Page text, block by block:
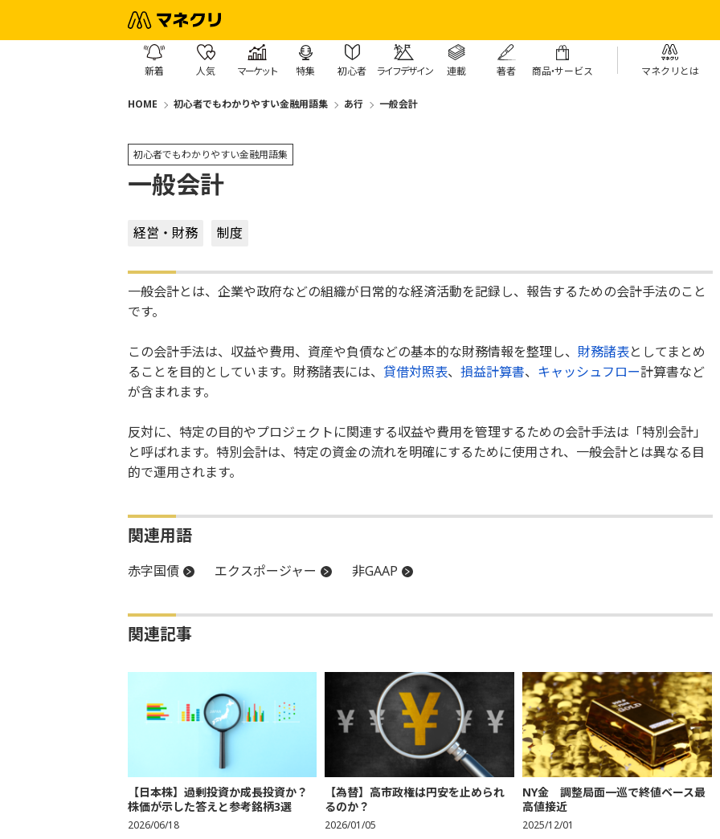
新着 人気 マーケット 特集 初心者 ライフデザイン 連載 著者 商品・サービス マネクリとは
HOME 初心者でもわかりやすい金融用語集 あ行 一般会計
初心者でもわかりやすい金融用語集
一般会計
経営・財務 制度
一般会計とは、企業や政府などの組織が日常的な経済活動を記録し、報告するための会計手法のこと
です。
この会計手法は、収益や費用、資産や負債などの基本的な財務情報を整理し、 財務諸表としてまとめ
ることを目的としています。財務諸表には、 貸借対照表、 損益計算書、 キャッシュフロー計算書など
が含まれます。
反対に、特定の目的やプロジェクトに関連する収益や費用を管理するための会計手法は「特別会計」
と呼ばれます。特別会計は、特定の資金の流れを明確にするために使用され、一般会計とは異なる目
的で運用されます。
関連用語
赤字国債 エクスポージャー 非GAAP
関連記事
【日本株】過剰投資か成長投資か？
株価が示した答えと参考銘柄3選
2026/06/18
【為替】高市政権は円安を止められ
るのか？
2026/01/05
NY金 調整局面一巡で終値ベース最
高値接近
2025/12/01